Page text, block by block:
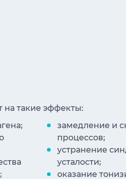
на такие эффекты:
замедление и
процессов;
устранение
усталости;
оказание